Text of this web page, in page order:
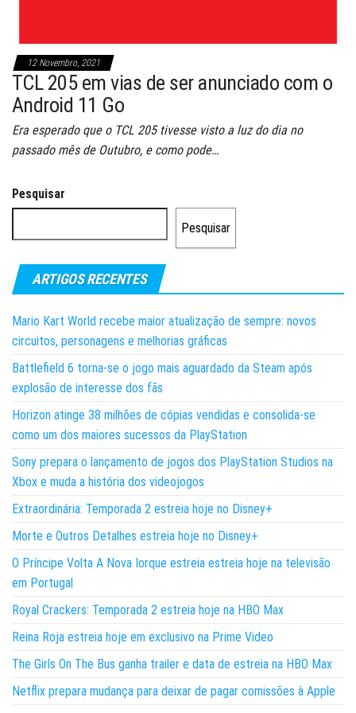
12 Novembro, 2021
TCL 205 em vias de ser anunciado com o
Android 11 Go
Era esperado que o TCL 205 tivesse visto a luz do dia no
passado mês de Outubro, e como pode…
Pesquisar
Pesquisar
ARTIGOS RECENTES
Mario Kart World recebe maior atualização de sempre: novos
circuitos, personagens e melhorias gráficas
Battlefield 6 torna-se o jogo mais aguardado da Steam após
explosão de interesse dos fãs
Horizon atinge 38 milhões de cópias vendidas e consolida-se
como um dos maiores sucessos da PlayStation
Sony prepara o lançamento de jogos dos PlayStation Studios na
Xbox e muda a história dos videojogos
Extraordinária: Temporada 2 estreia hoje no Disney+
Morte e Outros Detalhes estreia hoje no Disney+
O Príncipe Volta A Nova Iorque estreia estreia hoje na televisão
em Portugal
Royal Crackers: Temporada 2 estreia hoje na HBO Max
Reina Roja estreia hoje em exclusivo na Prime Video
The Girls On The Bus ganha trailer e data de estreia na HBO Max
Netflix prepara mudança para deixar de pagar comissões à Apple